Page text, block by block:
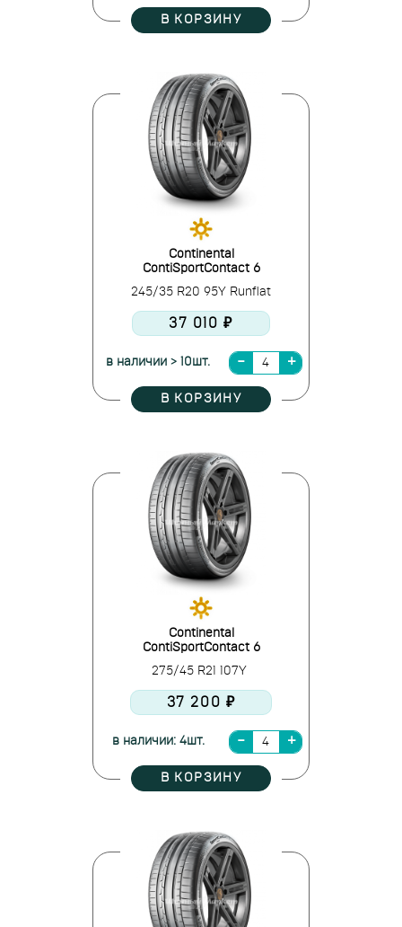
В КОРЗИНУ
Continental
ContiSportContact 6
245/35 R20 95Y Runflat
37 010 ₽
в наличии > 10шт.
В КОРЗИНУ
Continental
ContiSportContact 6
275/45 R21 107Y
37 200 ₽
в наличии: 4шт.
В КОРЗИНУ